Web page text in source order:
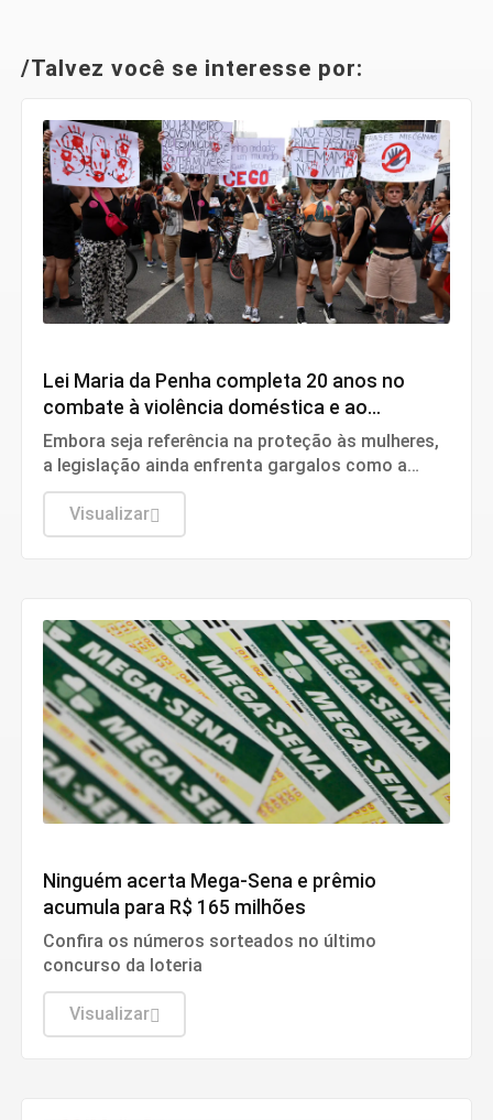
/Talvez você se interesse por:
Lei Maria da Penha completa 20 anos no
combate à violência doméstica e ao
feminicídio
Embora seja referência na proteção às mulheres,
a legislação ainda enfrenta gargalos como a
ineficácia das medidas protetivas e os
alarmantes índices de crimes de gênero no Brasil.
Visualizar
Ninguém acerta Mega-Sena e prêmio
acumula para R$ 165 milhões
Confira os números sorteados no último
concurso da loteria
Visualizar